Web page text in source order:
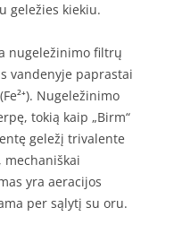
geležies kiekiu.
nugeležinimo filtrų
vandenyje paprastai
Nugeležinimo
tokią kaip „Birm“
geležį trivalente
mechaniškai
yra aeracijos
per sąlytį su oru.